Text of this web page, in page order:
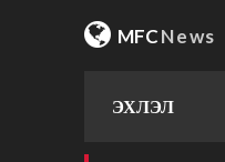
MFCNews
ЭХЛЭЛ